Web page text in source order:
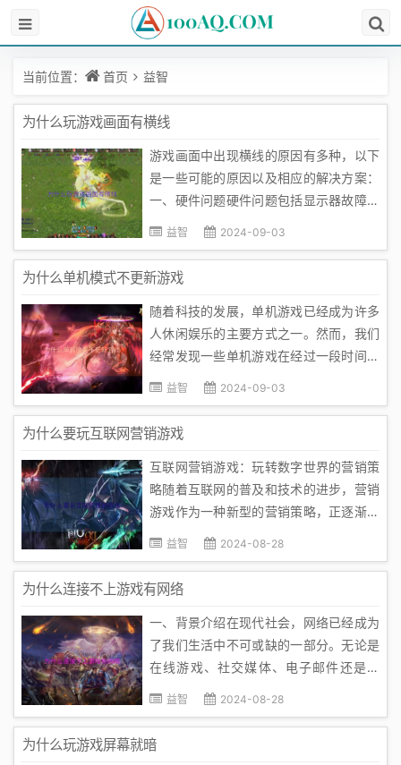
当前位置： 首页 益智
为什么玩游戏画面有横线
游戏画面中出现横线的原因有多种，以下
是一些可能的原因以及相应的解决方案：
一、硬件问题硬件问题包括显示器故障、
显卡驱动不兼容、显卡过热等问题。显示
闪烁或颜色缺失等问题；显卡驱动不兼容
或过热可能会影响游戏画面的渲染效果。
解决方法是检查硬件设备，确保显示...
益智 2024-09-03
为什么单机模式不更新游戏
随着科技的发展，单机游戏已经成为许多
人休闲娱乐的主要方式之一。然而，我们
经常发现一些单机游戏在经过一段时间后
并没有更新，甚至出现了一些原本应有的
种情况让人感到困扰，为什么单机模式不
更新呢？以下是十个可能的原因：1. **商
业考虑**：开发商的盈利是首...
益智 2024-09-03
为什么要玩互联网营销游戏
互联网营销游戏：玩转数字世界的营销策
略随着互联网的普及和技术的进步，营销
游戏作为一种新型的营销策略，正逐渐受
到越来越多企业的关注。本文将探讨为什
企业实现营销目标。一、娱乐与营销的结
合互联网营销游戏将娱乐与营销巧妙地结
合在一起，为企业提供了一种全新...
益智 2024-08-28
为什么连接不上游戏有网络
一、背景介绍在现代社会，网络已经成为
了我们生活中不可或缺的一部分。无论是
在线游戏、社交媒体、电子邮件还是工
作，网络连接都是必需的。然而，有时我
疑给我们带来了许多困扰。二、问题分析
1. 网络设置问题：检查您的网络设置，包
益智 2024-08-28
为什么玩游戏屏幕就暗